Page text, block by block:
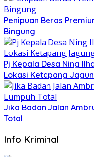
Penipuan Beras
Bingung
Pj Kepala Desa Ning
Lokasi Ketapang
Jika Badan Jalan
Total
Info Kriminal